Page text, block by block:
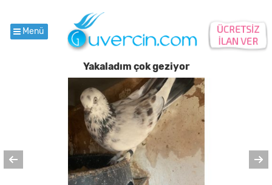
Menü
Yakaladım çok geziyor